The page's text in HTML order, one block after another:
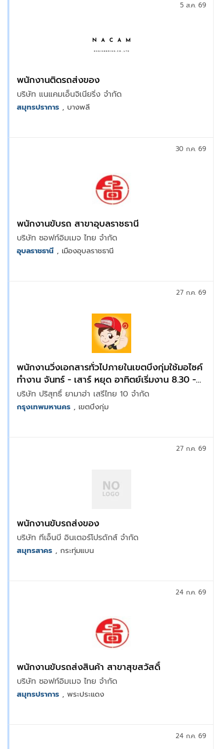
พนักงานติดรถส่งของ
บริษัท แนแคมเอ็นจิเนียริ่ง จำกัด
5 ส.ค. 69
สมุทรปราการ , บางพลี
พนักงานขับรถ สาขาอุบลราชธานี
บริษัท ซอฟท์อิมเมจ ไทย จำกัด
30 ก.ค. 69
อุบลราชธานี , เมืองอุบลราชธานี
พนักงานวิ่งเอกสารทั่วไปภายในเขตบึงกุ่มใช้มอไซค์
ทำงาน จันทร์ - เสาร์ หยุด อาทิตย์เริ่มงาน 8.30 -
18.00 น.
บริษัท ปริสุทธิ์ ยามาฮ่า เสรีไทย 10 จำกัด
27 ก.ค. 69
กรุงเทพมหานคร , เขตบึงกุ่ม
พนักงานขับรถส่งของ
บริษัท ทีเอ็นบี อินเตอร์โปรดักส์ จำกัด
27 ก.ค. 69
สมุทรสาคร , กระทุ่มแบน
พนักงานขับรถส่งสินค้า สาขาสุขสวัสดิ์
บริษัท ซอฟท์อิมเมจ ไทย จำกัด
24 ก.ค. 69
สมุทรปราการ , พระประแดง
24 ก.ค. 69